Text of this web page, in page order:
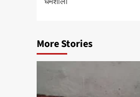
More Stories